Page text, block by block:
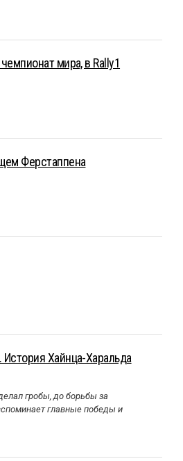
мира, в Rally1
Ферстаппена
Хайнца-Харальда
гробы, до борьбы за
главные победы и